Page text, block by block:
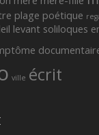
plage poétique
levant soliloques
ville écrit